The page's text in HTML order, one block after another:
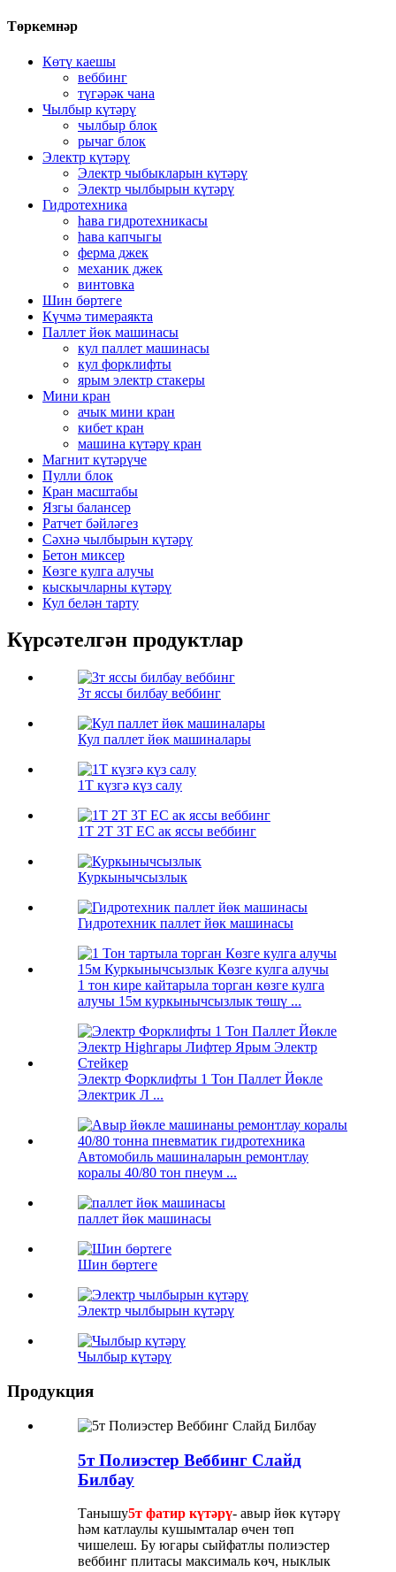
Төркемнәр
Көтү каешы
веббинг
түгәрәк чана
Чылбыр күтәрү
чылбыр блок
рычаг блок
Электр күтәрү
Электр чыбыкларын күтәрү
Электр чылбырын күтәрү
Гидротехника
һава гидротехникасы
һава капчыгы
ферма джек
механик джек
винтовка
Шин бөртеге
Күчмә тимераякта
Паллет йөк машинасы
кул паллет машинасы
кул форклифты
ярым электр стакеры
Мини кран
ачык мини кран
кибет кран
машина күтәрү кран
Магнит күтәрүче
Пулли блок
Кран масштабы
Язгы балансер
Ратчет бәйләгез
Сәхнә чылбырын күтәрү
Бетон миксер
Көзге кулга алучы
кыскычларны күтәрү
Кул белән тарту
Күрсәтелгән продуктлар
3т яссы билбау веббинг
Кул паллет йөк машиналары
1Т күзгә күз салу
1T 2T 3T EC ак яссы веббинг
Куркынычсызлык
Гидротехник паллет йөк машинасы
1 тон кире кайтарыла торган көзге кулга
алучы 15м куркынычсызлык төшү ...
Электр Форклифты 1 Тон Паллет Йөкле
Электрик Л ...
Автомобиль машиналарын ремонтлау
коралы 40/80 тон пнеум ...
паллет йөк машинасы
Шин бөртеге
Электр чылбырын күтәрү
Чылбыр күтәрү
Продукция
5т Полиэстер Веббинг Слайд
Билбау
Танышу5т фатир күтәрү- авыр йөк күтәрү
һәм катлаулы кушымталар өчен төп
чишелеш. Бу югары сыйфатлы полиэстер
веббинг плитасы максималь көч, ныклык